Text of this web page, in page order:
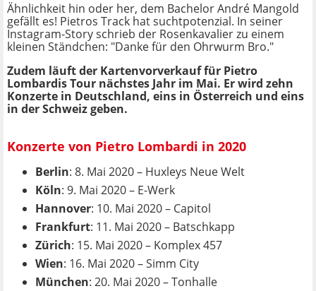
Ähnlichkeit hin oder her, dem Bachelor André Mangold
gefällt es! Pietros Track hat suchtpotenzial. In seiner
Instagram-Story schrieb der Rosenkavalier zu einem
kleinen Ständchen: "Danke für den Ohrwurm Bro."
Zudem läuft der Kartenvorverkauf für Pietro
Lombardis Tour nächstes Jahr im Mai. Er wird zehn
Konzerte in Deutschland, eins in Österreich und eins
in der Schweiz geben.
Konzerte von Pietro Lombardi in 2020
Berlin: 8. Mai 2020 – Huxleys Neue Welt
Köln: 9. Mai 2020 – E-Werk
Hannover: 10. Mai 2020 – Capitol
Frankfurt: 11. Mai 2020 – Batschkapp
Zürich: 15. Mai 2020 – Komplex 457
Wien: 16. Mai 2020 – Simm City
München: 20. Mai 2020 – Tonhalle